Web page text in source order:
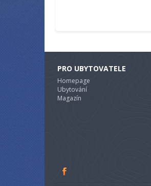
PRO UBYTOVATELE
Homepage
Ubytování
Magazín